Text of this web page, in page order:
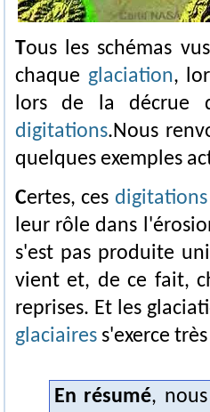
Tous les schémas
chaque glaciation,
lors de la
digitations.Nous
quelques exemples
Certes, ces digitations
leur rôle dans
s'est pas produite
vient et, de ce fait,
reprises. Et les
glaciaires s'exerce
En résumé,